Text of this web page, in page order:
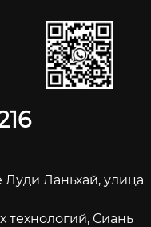
Луди Ланьхай, улица
технологий, Сиань